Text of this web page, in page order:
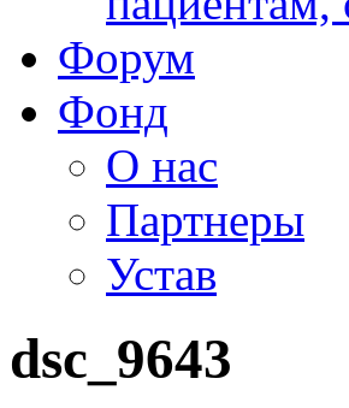
Форум
Фонд
О нас
Партнеры
Устав
dsc_9643